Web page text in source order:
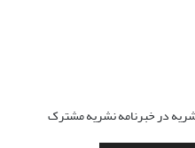
در خبرنامه نشریه مشترک